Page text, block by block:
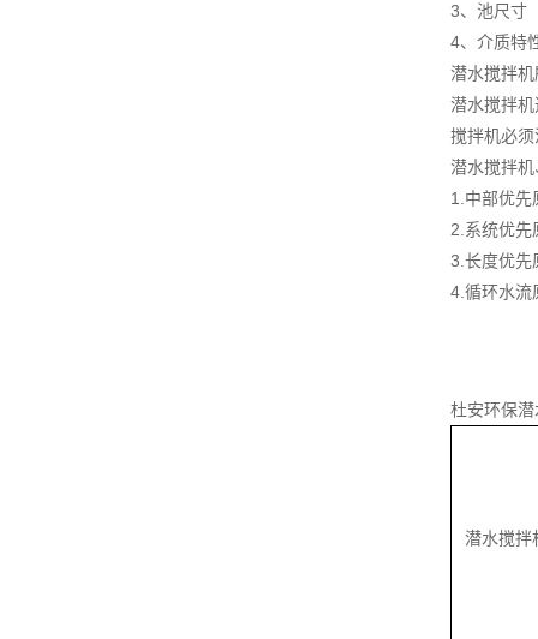
3、池尺寸
4、介质特
潜水搅拌
潜水搅拌
搅拌机必
潜水搅拌
1.中部优先
2.系统优先
3.长度优先
4.循环水流
杜安环保
潜水搅拌